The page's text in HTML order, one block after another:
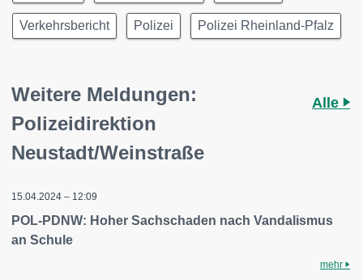
Verkehrsbericht Polizei Polizei Rheinland-Pfalz
Weitere Meldungen:
Polizeidirektion
Neustadt/Weinstraße
Alle
15.04.2024 – 12:09
POL-PDNW: Hoher Sachschaden nach Vandalismus
an Schule
mehr